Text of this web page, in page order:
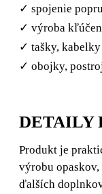
✓ spojenie
✓ výroba
✓ tašky,
✓ obojky,
DETAILY
Produkt je
výrobu
ďalších